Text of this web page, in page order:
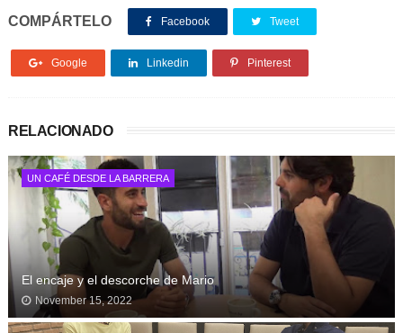
COMPÁRTELO Facebook Tweet
Google Linkedin Pinterest
RELACIONADO
UN CAFÉ DESDE LA BARRERA
El encaje y el descorche de Mario
November 15, 2022